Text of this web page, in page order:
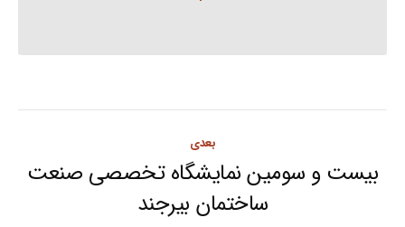
navigation
بعدی
post:
بیست و سومین نمایشگاه تخصصی صنعت
ساختمان بیرجند